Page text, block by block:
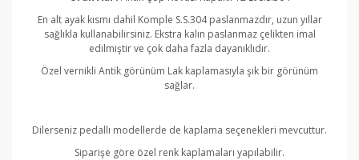
En alt ayak kısmı dahil Komple S.S.304 paslanmazdır, uzun yıllar
sağlıkla kullanabilirsiniz. Ekstra kalın paslanmaz çelikten imal
edilmiştir ve çok daha fazla dayanıklıdır.
Özel vernikli Antik görünüm Lak kaplamasıyla şık bir görünüm
sağlar.
Dilerseniz pedallı modellerde de kaplama seçenekleri mevcuttur.
Siparişe göre özel renk kaplamaları yapılabilir.